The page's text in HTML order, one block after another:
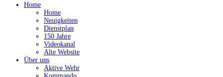
Home
Home
Neuigkeiten
Dienstplan
150 Jahre
Videokanal
Alte Website
Über uns
Aktive Wehr